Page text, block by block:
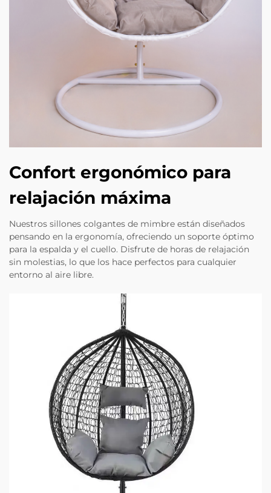
Confort ergonómico para
relajación máxima
Nuestros sillones colgantes de mimbre están diseñados
pensando en la ergonomía, ofreciendo un soporte óptimo
para la espalda y el cuello. Disfrute de horas de relajación
sin molestias, lo que los hace perfectos para cualquier
entorno al aire libre.